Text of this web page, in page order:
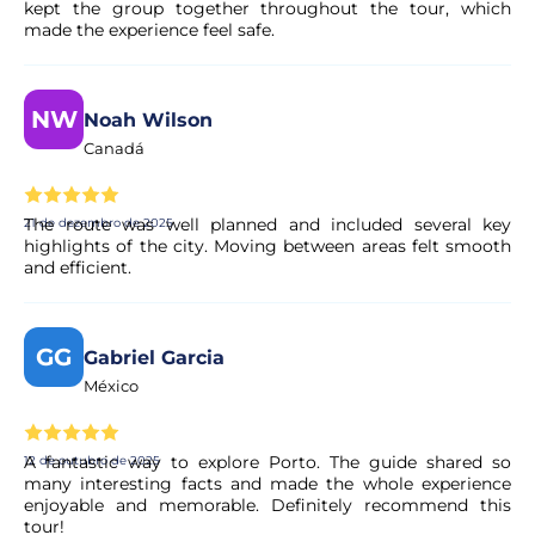
todo o passeio para garantir uma experiência segura e
Qual é a idade mínima para participar?
1,5 m e um peso entre os 45 e os 118 kg.
Posso cancelar a minha reserva se os meus
Sim. A maioria das nossas experiências permite o
cancelamento gratuito até um determinado prazo. As
página da experiência antes de concluir a reserva.
A minha reserva é confirmada
imediatamente?
kept the group together throughout the tour, which
made the experience feel safe.
NW Noah Wilson
Canadá
21 de dezembro de 2025
The route was well planned and included several key
highlights of the city. Moving between areas felt smooth
and efficient.
GG Gabriel Garcia
México
12 de outubro de 2025
A fantastic way to explore Porto. The guide shared so
many interesting facts and made the whole experience
enjoyable and memorable. Definitely recommend this
tour!